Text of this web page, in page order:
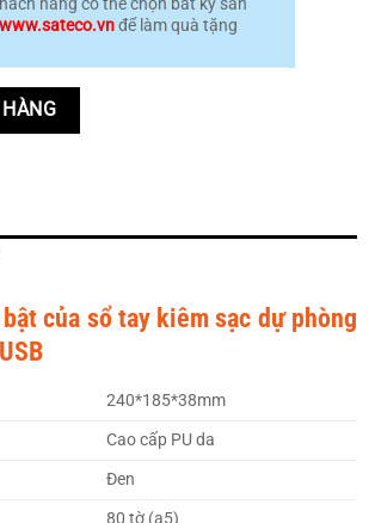
www.sateco.vnđể làm quà tặng
của sổ tay kiêm sạc dự phòng
240*185*38mm
Cao cấp PU da
Đen